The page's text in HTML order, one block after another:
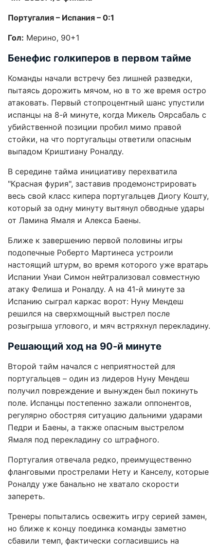
Португалия – Испания – 0:1
Гол: Мерино, 90+1
Бенефис голкиперов в первом тайме
Команды начали встречу без лишней разведки,
пытаясь дорожить мячом, но в то же время остро
атаковать. Первый стопроцентный шанс упустили
испанцы на 8-й минуте, когда Микель Оярсабаль с
убийственной позиции пробил мимо правой
стойки, на что португальцы ответили опасным
выпадом Криштиану Роналду.
В середине тайма инициативу перехватила
"Красная фурия", заставив продемонстрировать
весь свой класс кипера португальцев Диогу Кошту,
который за одну минуту вытянул обводные удары
от Ламина Ямаля и Алекса Баены.
Ближе к завершению первой половины игры
подопечные Роберто Мартинеса устроили
настоящий штурм, во время которого уже вратарь
Испании Унаи Симон нейтрализовал совместную
атаку Фелиша и Роналду. А на 41-й минуте за
Испанию сыграл каркас ворот: Нуну Мендеш
решился на сверхмощный выстрел после
розыгрыша углового, и мяч встряхнул перекладину.
Решающий ход на 90-й минуте
Второй тайм начался с неприятностей для
португальцев – один из лидеров Нуну Мендеш
получил повреждение и вынужден был покинуть
поле. Испанцы постепенно зажали оппонентов,
регулярно обостряя ситуацию дальними ударами
Педри и Баены, а также опасным выстрелом
Ямаля под перекладину со штрафного.
Португалия отвечала редко, преимущественно
фланговыми прострелами Нету и Канселу, которые
Роналду уже банально не хватало скорости
запереть.
Тренеры попытались освежить игру серией замен,
но ближе к концу поединка команды заметно
сбавили темп, фактически согласившись на